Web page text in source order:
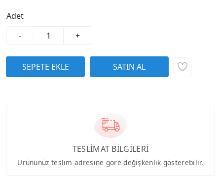
Adet
-
+
TESLİMAT BİLGİLERİ
Ürününüz teslim adresine göre değişkenlik gösterebilir.